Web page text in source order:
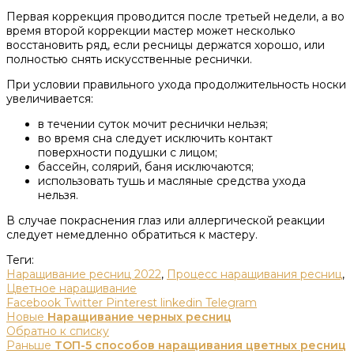
Первая коррекция проводится после третьей недели, а во
время второй коррекции мастер может несколько
восстановить ряд, если ресницы держатся хорошо, или
полностью снять искусственные реснички.
При условии правильного ухода продолжительность носки
увеличивается:
в течении суток мочит реснички нельзя;
во время сна следует исключить контакт
поверхности подушки с лицом;
бассейн, солярий, баня исключаются;
использовать тушь и масляные средства ухода
нельзя.
В случае покраснения глаз или аллергической реакции
следует немедленно обратиться к мастеру.
Теги:
Наращивание ресниц 2022, Процесс наращивания ресниц,
Цветное наращивание
Facebook Twitter Pinterest linkedin Telegram
Новые Наращивание черных ресниц
Обратно к списку
Раньше ТОП-5 способов наращивания цветных ресниц